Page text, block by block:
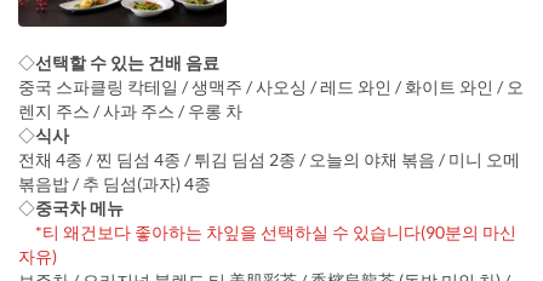
◇선택할 수 있는 건배 음료
중국 스파클링 칵테일 / 생맥주 / 사오싱 / 레드 와인 / 화이트 와인 / 오
렌지 주스 / 사과 주스 / 우롱 차
◇식사
전채 4종 / 찐 딤섬 4종 / 튀김 딤섬 2종 / 오늘의 야채 볶음 / 미니 오메
볶음밥 / 추 딤섬(과자) 4종
◇중국차 메뉴
*티 왜건보다 좋아하는 차잎을 선택하실 수 있습니다(90분의 마신
자유)